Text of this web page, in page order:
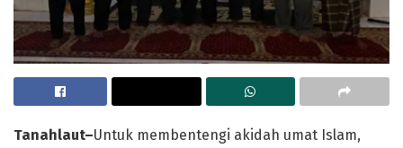
Tanahlaut–Untuk membentengi akidah umat Islam,